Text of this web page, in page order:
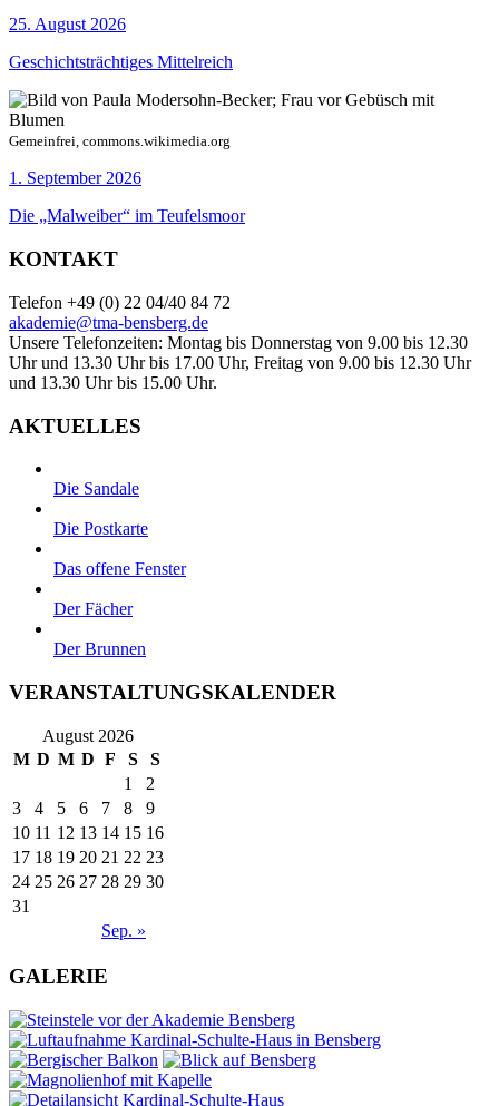
25. August 2026
Geschichtsträchtiges Mittelreich
Gemeinfrei, commons.wikimedia.org
1. September 2026
Die „Malweiber“ im Teufelsmoor
KONTAKT
Telefon +49 (0) 22 04/40 84 72
akademie@tma-bensberg.de
Unsere Telefonzeiten: Montag bis Donnerstag von 9.00 bis 12.30
Uhr und 13.30 Uhr bis 17.00 Uhr, Freitag von 9.00 bis 12.30 Uhr
und 13.30 Uhr bis 15.00 Uhr.
AKTUELLES
Die Sandale
Die Postkarte
Das offene Fenster
Der Fächer
Der Brunnen
VERANSTALTUNGSKALENDER
August 2026
M D M D F S S
Sep. »
1
2
3
4 5 6 7 8
9
10 11 12 13 14 15 16
17 18 19 20 21 22 23
24 25 26 27 28 29 30
31
GALERIE